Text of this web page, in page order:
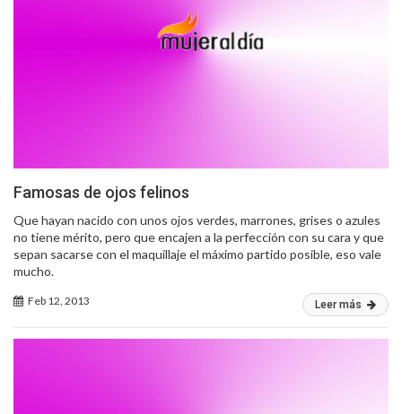
Famosas de ojos felinos
Que hayan nacido con unos ojos verdes, marrones, grises o azules
no tiene mérito, pero que encajen a la perfección con su cara y que
sepan sacarse con el maquillaje el máximo partido posible, eso vale
mucho.
Feb 12, 2013 Leer más